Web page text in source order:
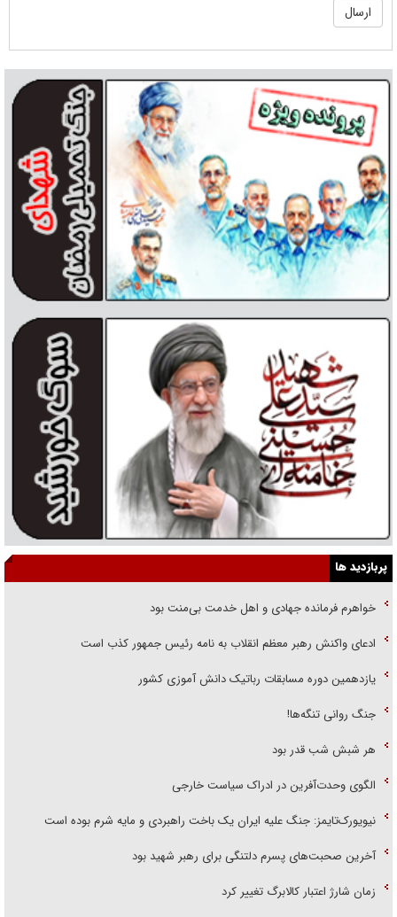
پربازدید ها
خواهرم فرمانده جهادی و اهل خدمت بی‌منت بود
ادعای واکنش رهبر معظم انقلاب به نامه رئیس جمهور کذب است
یازدهمین دوره مسابقات رباتیک دانش آموزی کشور
جنگ روانی تنگه‌ها!
هر شبش شب قدر بود
الگوی وحدت‌آفرین در ادراک سیاست خارجی
نیویورک‌تایمز: جنگ علیه ایران یک باخت راهبردی و مایه شرم بوده است
آخرین صحبت‌های پسرم دلتنگی برای رهبر شهید بود
زمان شارژ اعتبار کالابرگ تغییر کرد